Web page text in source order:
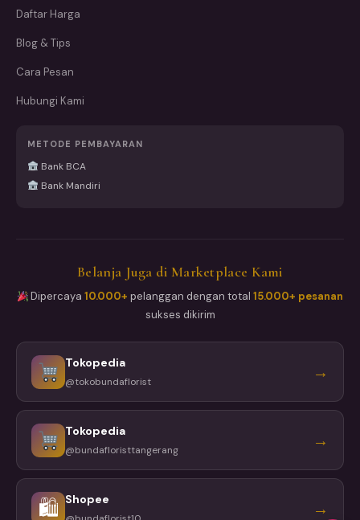
Daftar Harga
Blog & Tips
Cara Pesan
Hubungi Kami
METODE PEMBAYARAN
Bank BCA
Bank Mandiri
Belanja Juga di Marketplace Kami
Dipercaya10.000+ pelanggan dengan total15.000+ pesanan
sukses dikirim
Tokopedia
@tokobundaflorist →
Tokopedia
@bundafloristtangerang →
🛍 Shopee →